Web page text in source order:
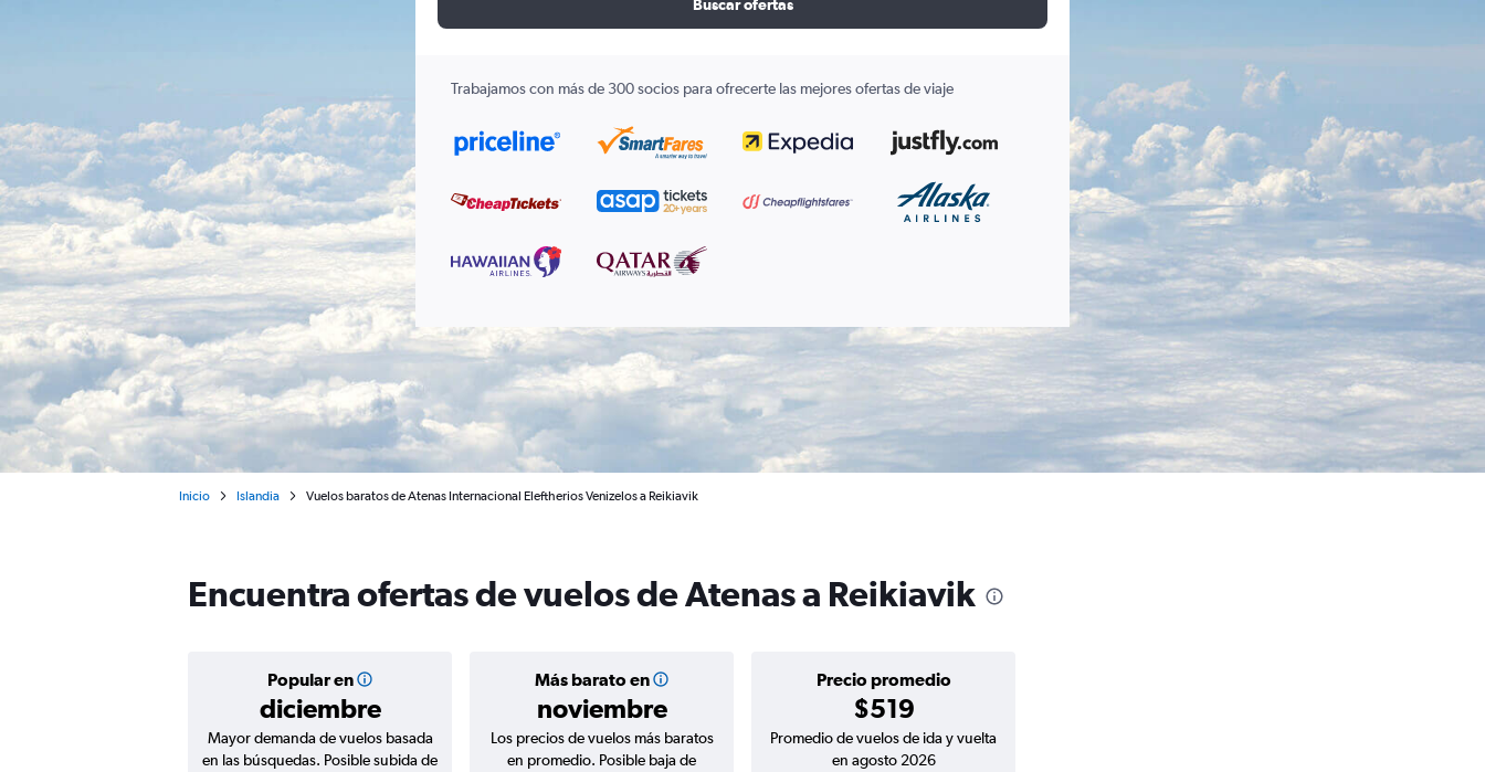
Buscar ofertas
Trabajamos con más de 300 socios para ofrecerte las mejores ofertas de viaje
Inicio Islandia Vuelos baratos de Atenas Internacional Eleftherios Venizelos a Reikiavik
Encuentra ofertas de vuelos de Atenas a Reikiavik
Popular en
diciembre
Más barato en
noviembre
Precio promedio
$519
Mayor demanda de vuelos basada
en las búsquedas. Posible subida de
Los precios de vuelos más baratos
en promedio. Posible baja de
Promedio de vuelos de ida y vuelta
en agosto 2026